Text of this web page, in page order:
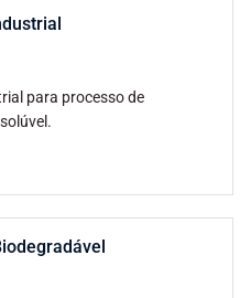
para processo de